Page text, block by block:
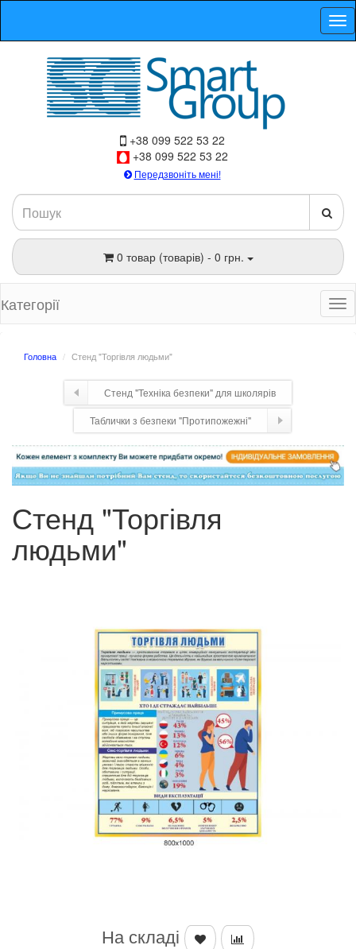
+38 099 522 53 22
+38 099 522 53 22
Передзвоніть мені!
0 товар (товарів) - 0 грн.
Категорії
Головна Стенд "Торгівля людьми"
Стенд "Техніка безпеки" для школярів
Таблички з безпеки "Протипожежні"
Стенд "Торгівля
людьми"
На складі